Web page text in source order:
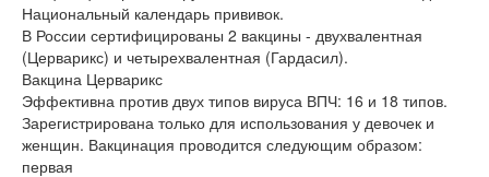
Национальный календарь прививок.
В России сертифицированы 2 вакцины - двухвалентная
(Церварикс) и четырехвалентная (Гардасил).
Вакцина Церварикс
Эффективна против двух типов вируса ВПЧ: 16 и 18 типов.
Зарегистрирована только для использования у девочек и
женщин. Вакцинация проводится следующим образом:
первая